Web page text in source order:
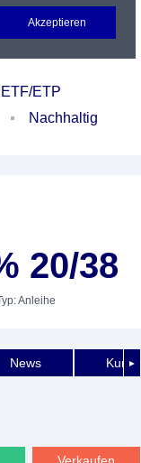
Login
ETF/ETP
Nachhaltig
20/38
Anleihe
►
News
Verkaufen
Akzeptieren